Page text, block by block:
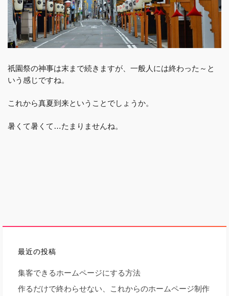
祇園祭の神事は末まで続きますが、一般人には終わった～と
いう感じですね。
これから真夏到来ということでしょうか。
暑くて暑くて…たまりませんね。
最近の投稿
集客できるホームページにする方法
作るだけで終わらせない、これからのホームページ制作